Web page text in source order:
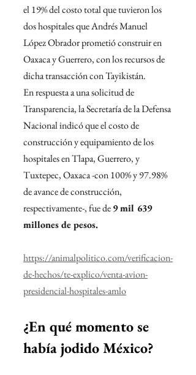
el 19% del costo total que tuvieron los
dos hospitales que Andrés Manuel
López Obrador prometió construir en
Oaxaca y Guerrero, con los recursos de
dicha transacción con Tayikistán.
En respuesta a una solicitud de
Transparencia, la Secretaría de la Defensa
Nacional indicó que el costo de
construcción y equipamiento de los
hospitales en Tlapa, Guerrero, y
Tuxtepec, Oaxaca -con 100% y 97.98%
de avance de construcción,
respectivamente-, fue de 9 mil 639
millones de pesos.
https://animalpolitico.com/verificacion-
de-hechos/te-explico/venta-avion-
presidencial-hospitales-amlo
¿En qué momento se
había jodido México?